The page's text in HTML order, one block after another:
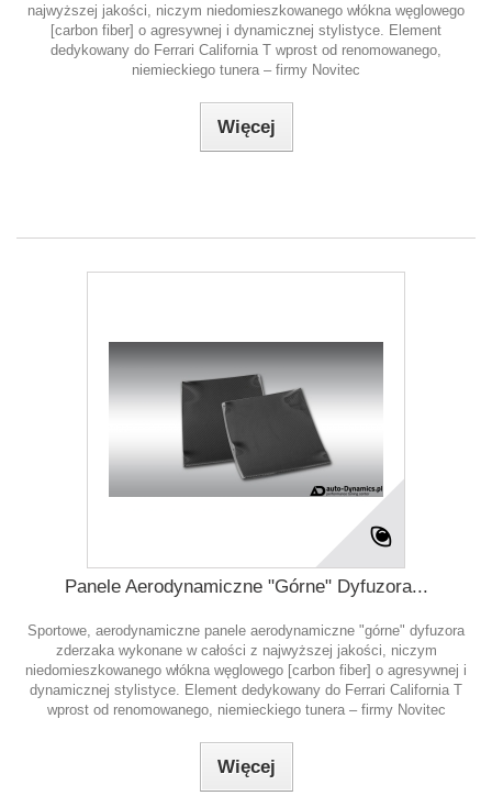
najwyższej jakości, niczym niedomieszkowanego włókna węglowego
[carbon fiber] o agresywnej i dynamicznej stylistyce. Element
dedykowany do Ferrari California T wprost od renomowanego,
niemieckiego tunera – firmy Novitec
Więcej
Panele Aerodynamiczne "Górne" Dyfuzora...
Sportowe, aerodynamiczne panele aerodynamiczne "górne" dyfuzora
zderzaka wykonane w całości z najwyższej jakości, niczym
niedomieszkowanego włókna węglowego [carbon fiber] o agresywnej i
dynamicznej stylistyce. Element dedykowany do Ferrari California T
wprost od renomowanego, niemieckiego tunera – firmy Novitec
Więcej